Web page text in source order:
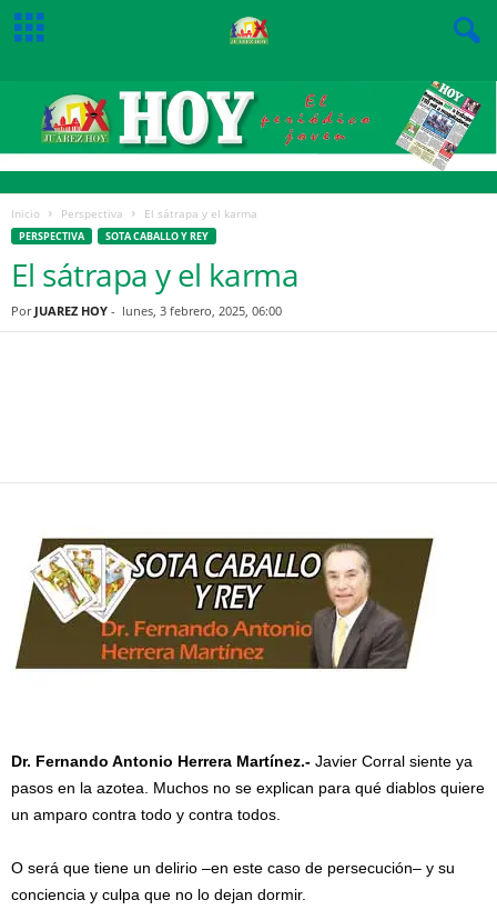
Inicio Perspectiva El sátrapa y el karma
PERSPECTIVA SOTA CABALLO Y REY
El sátrapa y el karma
Por JUAREZ HOY - lunes, 3 febrero, 2025, 06:00
Dr. Fernando Antonio Herrera Martínez.- Javier Corral siente ya
pasos en la azotea. Muchos no se explican para qué diablos quiere
un amparo contra todo y contra todos.
O será que tiene un delirio –en este caso de persecución– y su
conciencia y culpa que no lo dejan dormir.